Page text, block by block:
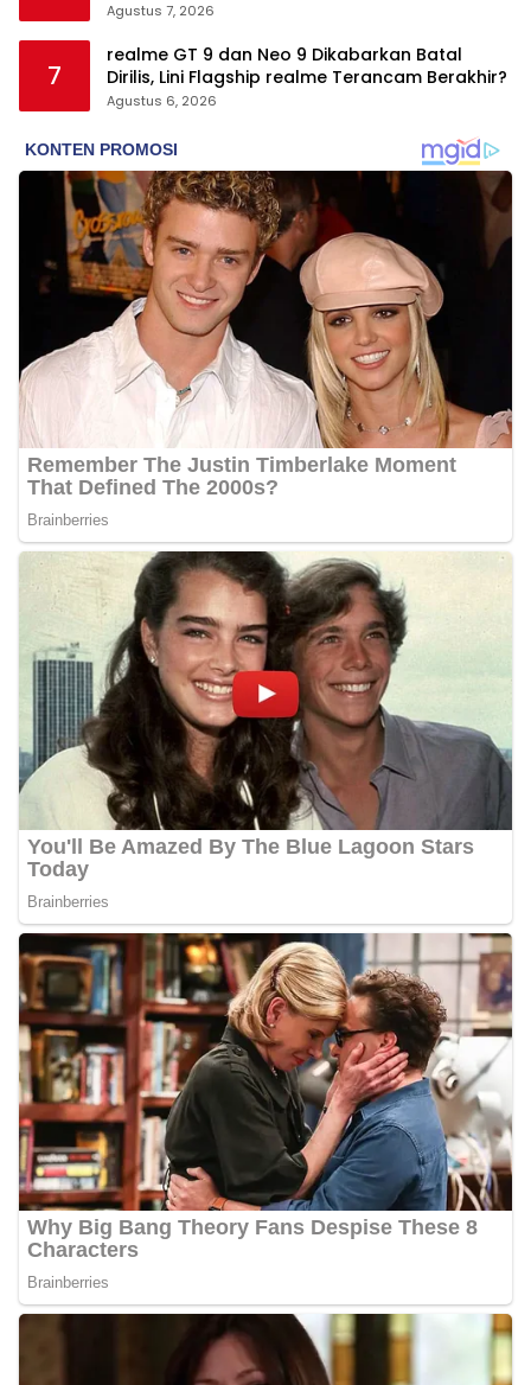
Kesehatan
Agustus 7, 2026
7
realme GT 9 dan Neo 9 Dikabarkan Batal
Dirilis, Lini Flagship realme Terancam Berakhir?
Agustus 6, 2026